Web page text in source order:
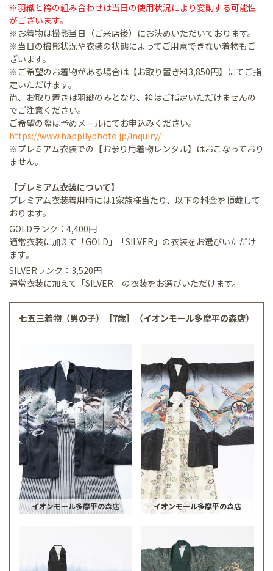
※羽織と袴の組み合わせは当日の使用状況により変動する可能性
がございます。
※お着物は撮影当日（ご来店後）にお決めいただいております。
※当日の撮影状況や衣装の状態によってご用意できない着物もご
ざいます。
※ご希望のお着物がある場合は【お取り置き料3,850円】にてご指
定いただけます。
尚、お取り置きは羽織のみとなり、袴はご指定いただけませんの
でご注意ください。
ご希望の際は予めメールにてお申込みください。
https://www.happilyphoto.jp/inquiry/
※プレミアム衣装での【お参り用着物レンタル】はおこなっており
ません。
【プレミアム衣装について】
プレミアム衣装着用時には1家族様当たり、以下の料金を頂戴して
おります。
GOLDランク：4,400円
通常衣装に加えて「GOLD」「SILVER」の衣装をお選びいただけ
ます。
SILVERランク：3,520円
通常衣装に加えて「SILVER」の衣装をお選びいただけます。
七五三着物（男の子）［7歳］（イオンモール多摩平の森店）
イオンモール多摩平の森店 イオンモール多摩平の森店